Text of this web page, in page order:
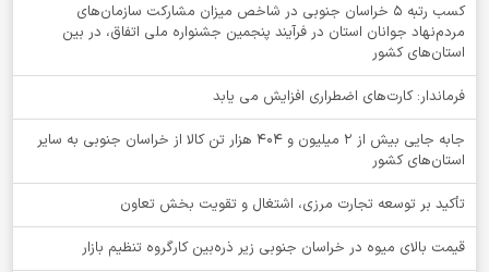
کسب رتبه ۵ خراسان جنوبی در شاخص میزان مشارکت سازمان‌های
مردم‌نهاد جوانان استان در فرآیند پنجمین جشنواره ملی اتفاق، در بین
استان‌های کشور
فرماندار: کارت‌های اضطراری افزایش می یابد
جابه جایی بیش از 2 میلیون و 404 هزار تن کالا از خراسان جنوبی به سایر
استان‌های کشور
تأکید بر توسعه تجارت مرزی، اشتغال و تقویت بخش تعاون
قیمت بالای میوه در خراسان جنوبی زیر ذره‌بین کارگروه تنظیم بازار